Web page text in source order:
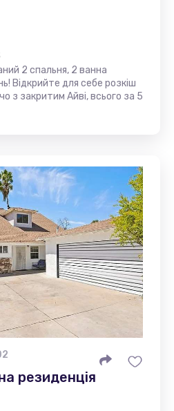
2 спальня, 2 ванна
Відкрийте для себе розкіш
з закритим Айві, всього за 5
резиденція